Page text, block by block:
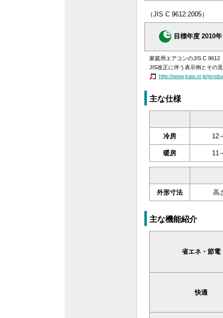
（JIS C 9612:2005）
目標年度 2010年
家庭用エアコンのJIS C 9612
JIS改正に伴う表示例とその
http://www.jraia.or.jp/
主な仕様
冷房 12
暖房 11
外形寸法 高
主な機能紹介
省エネ・節電
快適